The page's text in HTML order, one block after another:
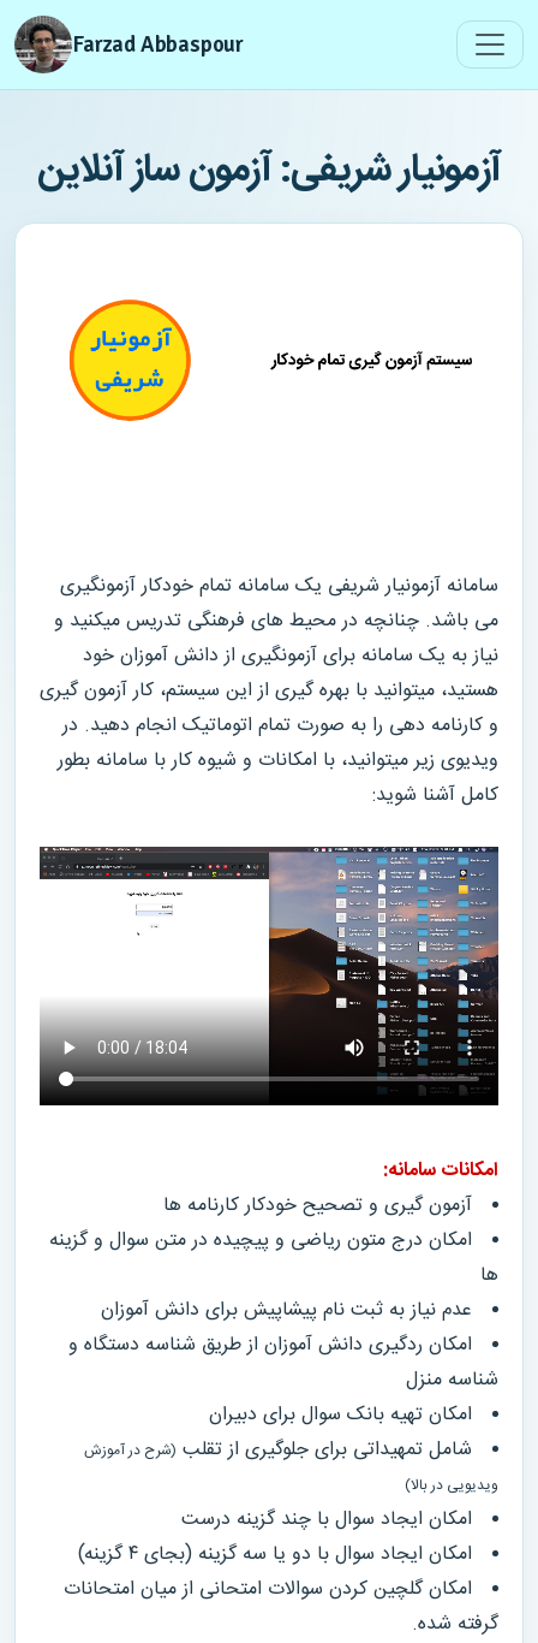
Farzad Abbaspour
آزمونیار شریفی: آزمون ساز ‌آنلاین
سامانه آزمونیار شریفی یک سامانه تمام خودکار آزمونگیری
می باشد. چنانچه در محیط های فرهنگی تدریس میکنید و
نیاز به یک سامانه برای آزمونگیری از دانش آموزان خود
هستید، میتوانید با بهره گیری از این سیستم، کار آزمون گیری
و کارنامه دهی را به صورت تمام اتوماتیک انجام دهید. در
ویدیوی زیر میتوانید، با امکانات و شیوه کار با سامانه بطور
کامل آشنا شوید:
امکانات سامانه:
آزمون گیری و تصحیح خودکار کارنامه ها
امکان درج متون ریاضی و پیچیده در متن سوال و گزینه
ها
عدم نیاز به ثبت نام پیشاپیش برای دانش آموزان
امکان ردگیری دانش آموزان از طریق شناسه دستگاه و
شناسه منزل
امکان تهیه بانک سوال برای دبیران
شامل تمهیداتی برای جلوگیری از تقلب (شرح در آموزش
ویدیویی در بالا)
امکان ایجاد سوال با چند گزینه درست
امکان ایجاد سوال با دو یا سه گزینه (بجای ۴ گزینه)
امکان گلچین کردن سوالات امتحانی از میان امتحانات
گرفته شده.